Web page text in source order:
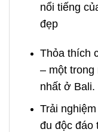
nổi tiếng
đẹp
Thỏa thích
– một trong
nhất ở Bali.
Trải
đu độc đáo